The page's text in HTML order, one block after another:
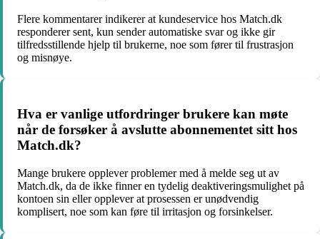
Flere kommentarer indikerer at kundeservice hos Match.dk
responderer sent, kun sender automatiske svar og ikke gir
tilfredsstillende hjelp til brukerne, noe som fører til frustrasjon
og misnøye.
Hva er vanlige utfordringer brukere kan møte
når de forsøker å avslutte abonnementet sitt hos
Match.dk?
Mange brukere opplever problemer med å melde seg ut av
Match.dk, da de ikke finner en tydelig deaktiveringsmulighet på
kontoen sin eller opplever at prosessen er unødvendig
komplisert, noe som kan føre til irritasjon og forsinkelser.